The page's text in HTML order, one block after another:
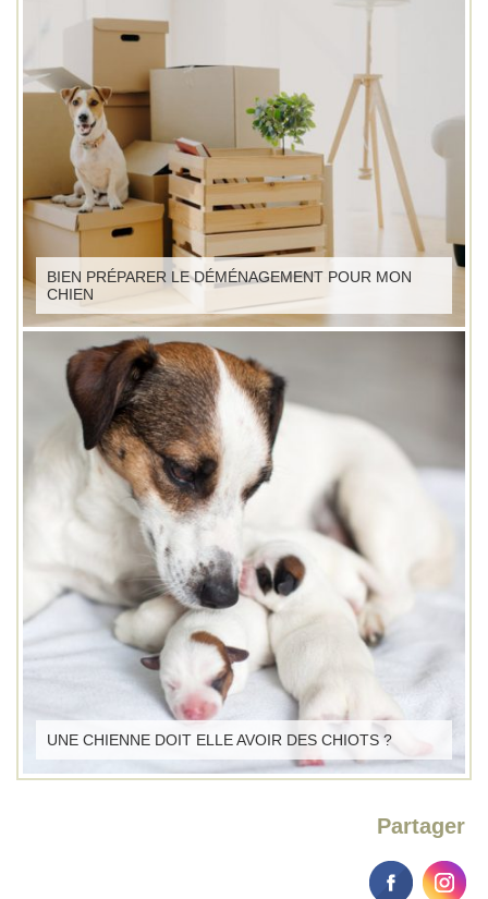
BIEN PRÉPARER LE DÉMÉNAGEMENT POUR MON
CHIEN
UNE CHIENNE DOIT ELLE AVOIR DES CHIOTS ?
Partager